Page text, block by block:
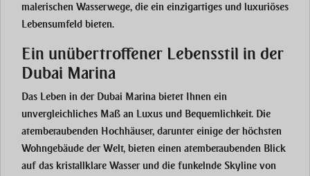
malerischen Wasserwege, die ein einzigartiges und luxuriöses
Lebensumfeld bieten.
Ein unübertroffener Lebensstil in der
Dubai Marina
Das Leben in der Dubai Marina bietet Ihnen ein
unvergleichliches Maß an Luxus und Bequemlichkeit. Die
atemberaubenden Hochhäuser, darunter einige der höchsten
Wohngebäude der Welt, bieten einen atemberaubenden Blick
auf das kristallklare Wasser und die funkelnde Skyline von